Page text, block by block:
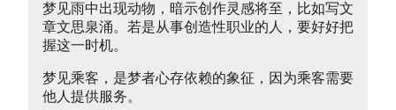
梦见雨中出现动物，暗示创作灵感将至，比如写文
章文思泉涌。若是从事创造性职业的人，要好好把
握这一时机。
梦见乘客，是梦者心存依赖的象征，因为乘客需要
他人提供服务。